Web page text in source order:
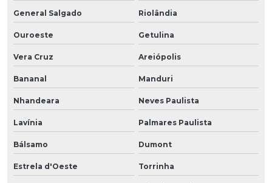
General Salgado Riolândia
Ouroeste Getulina
Vera Cruz Areiópolis
Bananal Manduri
Nhandeara Neves Paulista
Lavínia Palmares Paulista
Bálsamo Dumont
Estrela d'Oeste Torrinha